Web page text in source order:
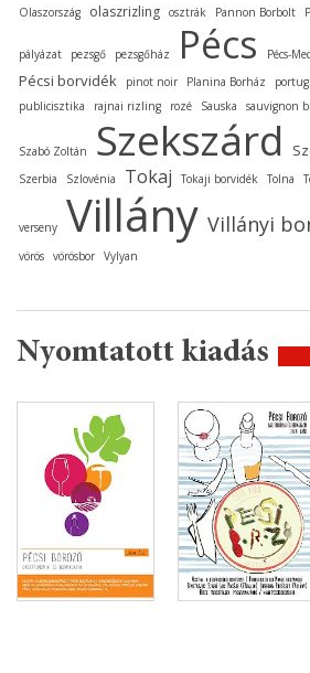
Olaszország
olaszrizling osztrák Pannon Borbolt
pályázat pezsgő pezsgőház Pécs Pécs-
Pécsi borvidék pinot noir Planina Borház
publicisztika
rajnai rizling rozé Sauska sauvignon
Szabó Zoltán Szekszárd
Szerbia Szlovénia Tokaj Tokaji borvidék Tolna
verseny Villány Villányi
vörös vörösbor Vylyan
Nyomtatott kiadás